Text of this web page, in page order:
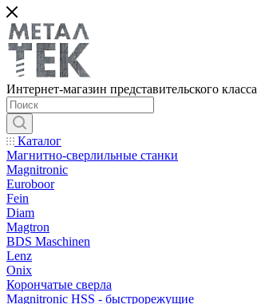
Интернет-магазин представительского класса
Каталог
Магнитно-сверлильные станки
Magnitronic
Euroboor
Fein
Diam
Magtron
BDS Maschinen
Lenz
Onix
Корончатые сверла
Magnitronic HSS - быстрорежущие